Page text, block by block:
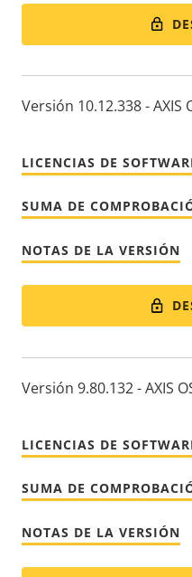
Versión 10.12.338 - AXIS
LICENCIAS DE
SUMA DE
NOTAS DE LA VERSIÓN
Versión 9.80.132 - AXIS
LICENCIAS DE
SUMA DE
NOTAS DE LA VERSIÓN